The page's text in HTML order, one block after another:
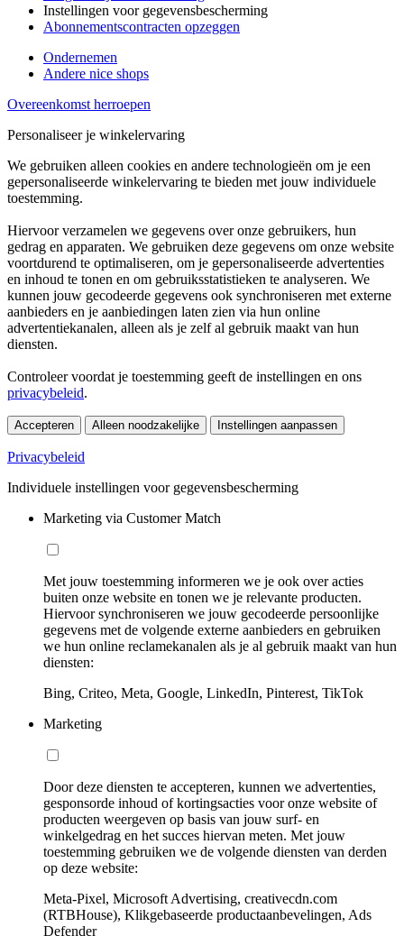
Instellingen voor gegevensbescherming
Abonnementscontracten opzeggen
Ondernemen
Andere nice shops
Overeenkomst herroepen
Personaliseer je winkelervaring
We gebruiken alleen cookies en andere technologieën om je een
gepersonaliseerde winkelervaring te bieden met jouw individuele
toestemming.
Hiervoor verzamelen we gegevens over onze gebruikers, hun
gedrag en apparaten. We gebruiken deze gegevens om onze website
voortdurend te optimaliseren, om je gepersonaliseerde advertenties
en inhoud te tonen en om gebruiksstatistieken te analyseren. We
kunnen jouw gecodeerde gegevens ook synchroniseren met externe
aanbieders en je aanbiedingen laten zien via hun online
advertentiekanalen, alleen als je zelf al gebruik maakt van hun
diensten.
Controleer voordat je toestemming geeft de instellingen en ons
privacybeleid.
Accepteren Alleen noodzakelijke Instellingen aanpassen
Privacybeleid
Individuele instellingen voor gegevensbescherming
Marketing via Customer Match
Met jouw toestemming informeren we je ook over acties
buiten onze website en tonen we je relevante producten.
Hiervoor synchroniseren we jouw gecodeerde persoonlijke
gegevens met de volgende externe aanbieders en gebruiken
we hun online reclamekanalen als je al gebruik maakt van hun
diensten:
Bing, Criteo, Meta, Google, LinkedIn, Pinterest, TikTok
Marketing
Door deze diensten te accepteren, kunnen we advertenties,
gesponsorde inhoud of kortingsacties voor onze website of
producten weergeven op basis van jouw surf- en
winkelgedrag en het succes hiervan meten. Met jouw
toestemming gebruiken we de volgende diensten van derden
op deze website:
Meta-Pixel, Microsoft Advertising, creativecdn.com
(RTBHouse), Klikgebaseerde productaanbevelingen, Ads
Defender